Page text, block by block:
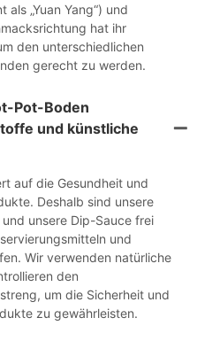
„Yuan Yang“) und
hat ihr
den unterschiedlichen
gerecht zu werden.
Pot-Boden
und künstliche
auf die Gesundheit und
Deshalb sind unsere
unsere Dip-Sauce frei
und
Wir verwenden natürliche
den
um die Sicherheit und
zu gewährleisten.